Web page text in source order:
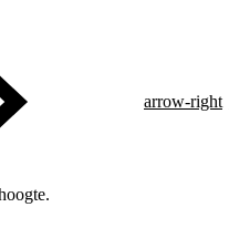
arrow-right